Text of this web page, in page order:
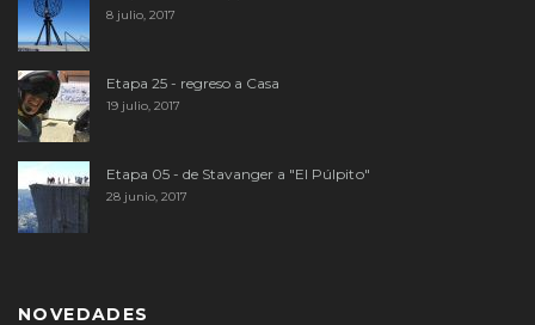
8 julio, 2017
Etapa 25 - regreso a Casa
19 julio, 2017
Etapa 05 - de Stavanger a "El Púlpito"
28 junio, 2017
NOVEDADES